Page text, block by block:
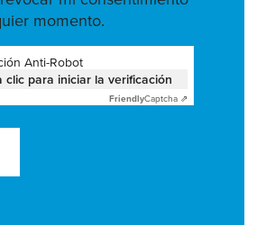
momento.
Anti-Robot
clic para iniciar la verificación
FriendlyCaptcha ⇗